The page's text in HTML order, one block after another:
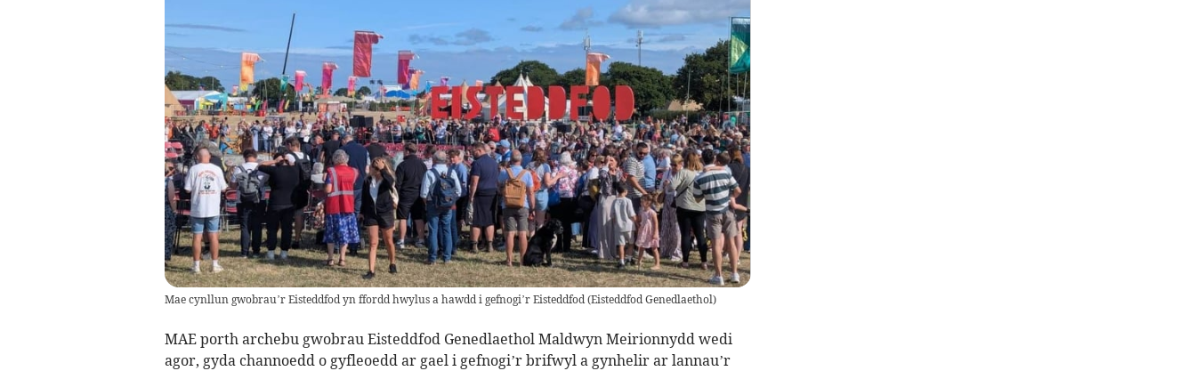
Mae cynllun gwobrau’r Eisteddfod yn ffordd hwylus a hawdd i gefnogi’r Eisteddfod (Eisteddfod Genedlaethol)
MAE porth archebu gwobrau Eisteddfod Genedlaethol Maldwyn Meirionnydd wedi
agor, gyda channoedd o gyfleoedd ar gael i gefnogi’r brifwyl a gynhelir ar lannau’r